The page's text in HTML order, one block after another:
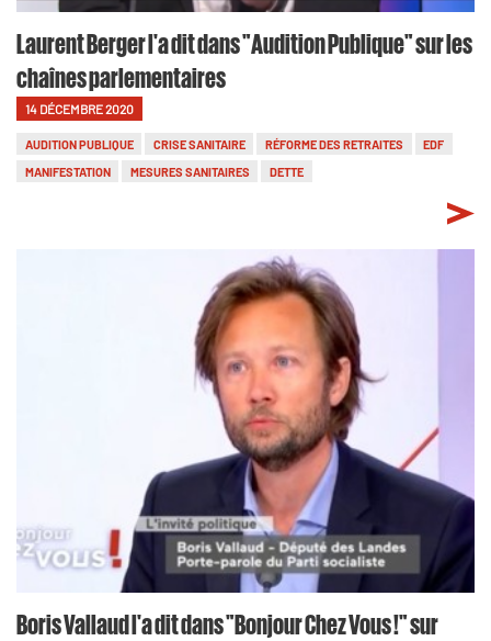
Laurent Berger l'a dit dans "Audition Publique" sur les
chaînes parlementaires
14 DÉCEMBRE 2020
AUDITION PUBLIQUE CRISE SANITAIRE RÉFORME DES RETRAITES
EDF
MANIFESTATION
MESURES SANITAIRES DETTE
Boris Vallaud l'a dit dans "Bonjour Chez Vous !" sur